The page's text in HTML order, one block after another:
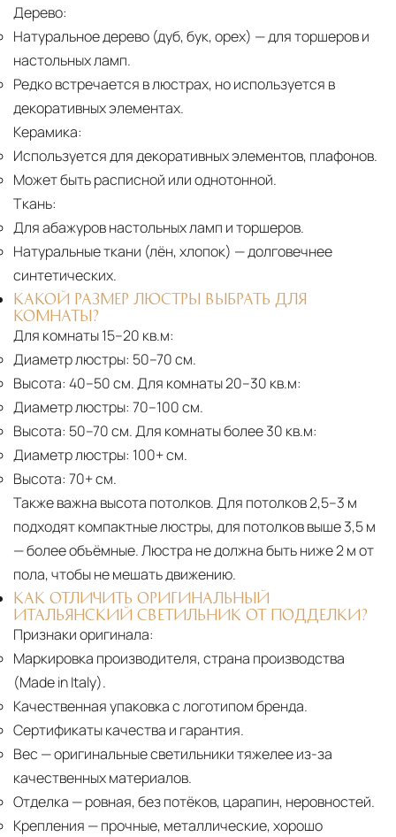
Дерево:
Натуральное дерево (дуб, бук, орех) — для торшеров и
настольных ламп.
Редко встречается в люстрах, но используется в
декоративных элементах.
Керамика:
Используется для декоративных элементов, плафонов.
Может быть расписной или однотонной.
Ткань:
Для абажуров настольных ламп и торшеров.
Натуральные ткани (лён, хлопок) — долговечнее
синтетических.
КАКОЙ РАЗМЕР ЛЮСТРЫ ВЫБРАТЬ ДЛЯ
КОМНАТЫ?
Для комнаты 15–20 кв.м:
Диаметр люстры: 50–70 см.
Высота: 40–50 см. Для комнаты 20–30 кв.м:
Диаметр люстры: 70–100 см.
Высота: 50–70 см. Для комнаты более 30 кв.м:
Диаметр люстры: 100+ см.
Высота: 70+ см.
Также важна высота потолков. Для потолков 2,5–3 м
подходят компактные люстры, для потолков выше 3,5 м
— более объёмные. Люстра не должна быть ниже 2 м от
пола, чтобы не мешать движению.
КАК ОТЛИЧИТЬ ОРИГИНАЛЬНЫЙ
ИТАЛЬЯНСКИЙ СВЕТИЛЬНИК ОТ ПОДДЕЛКИ?
Признаки оригинала:
Маркировка производителя, страна производства
(Made in Italy).
Качественная упаковка с логотипом бренда.
Сертификаты качества и гарантия.
Вес — оригинальные светильники тяжелее из-за
качественных материалов.
Отделка — ровная, без потёков, царапин, неровностей.
Крепления — прочные, металлические, хорошо